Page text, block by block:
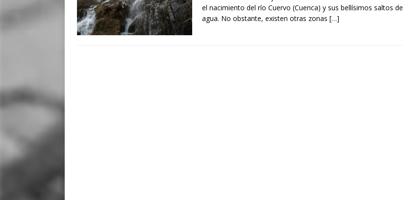
el nacimiento del río Cuervo (Cuenca) y sus bellísimos saltos de
agua. No obstante, existen otras zonas […]